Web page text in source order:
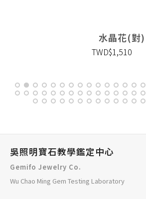
水晶花(對)
TWD$1,510
吳照明寶石教學鑑定中心
Gemifo Jewelry Co.
Wu Chao Ming Gem Testing Laboratory